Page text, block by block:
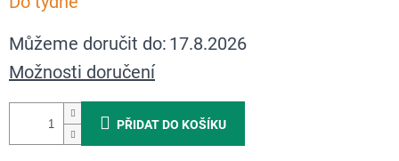
cena:
Můžeme doručit do: 17.8.2026
Možnosti doručení
PŘIDAT DO KOŠÍKU